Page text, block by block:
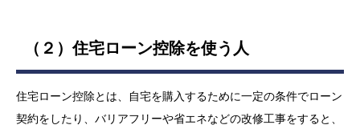
（２）住宅ローン控除を使う人
住宅ローン控除とは、自宅を購入するために一定の条件でローン
契約をしたり、バリアフリーや省エネなどの改修工事をすると、